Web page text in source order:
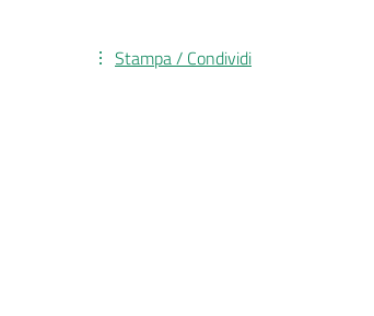
Stampa / Condividi